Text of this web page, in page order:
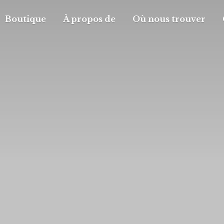
Boutique À propos de Où nous trouver